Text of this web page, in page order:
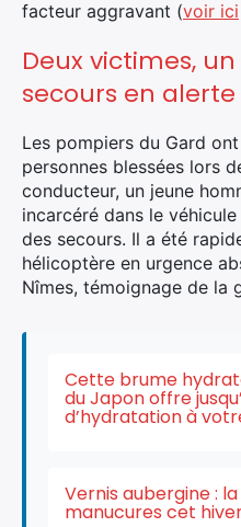
facteur aggravant (voir ici
Deux victimes,
secours en alerte
Les pompiers du Gard
personnes blessées lors
conducteur, un jeune
incarcéré dans le
des secours. Il a été
hélicoptère en urgence
Nîmes, témoignage de la
Cette brume
du Japon offre
d’hydratation à
Vernis aubergine :
manucures cet